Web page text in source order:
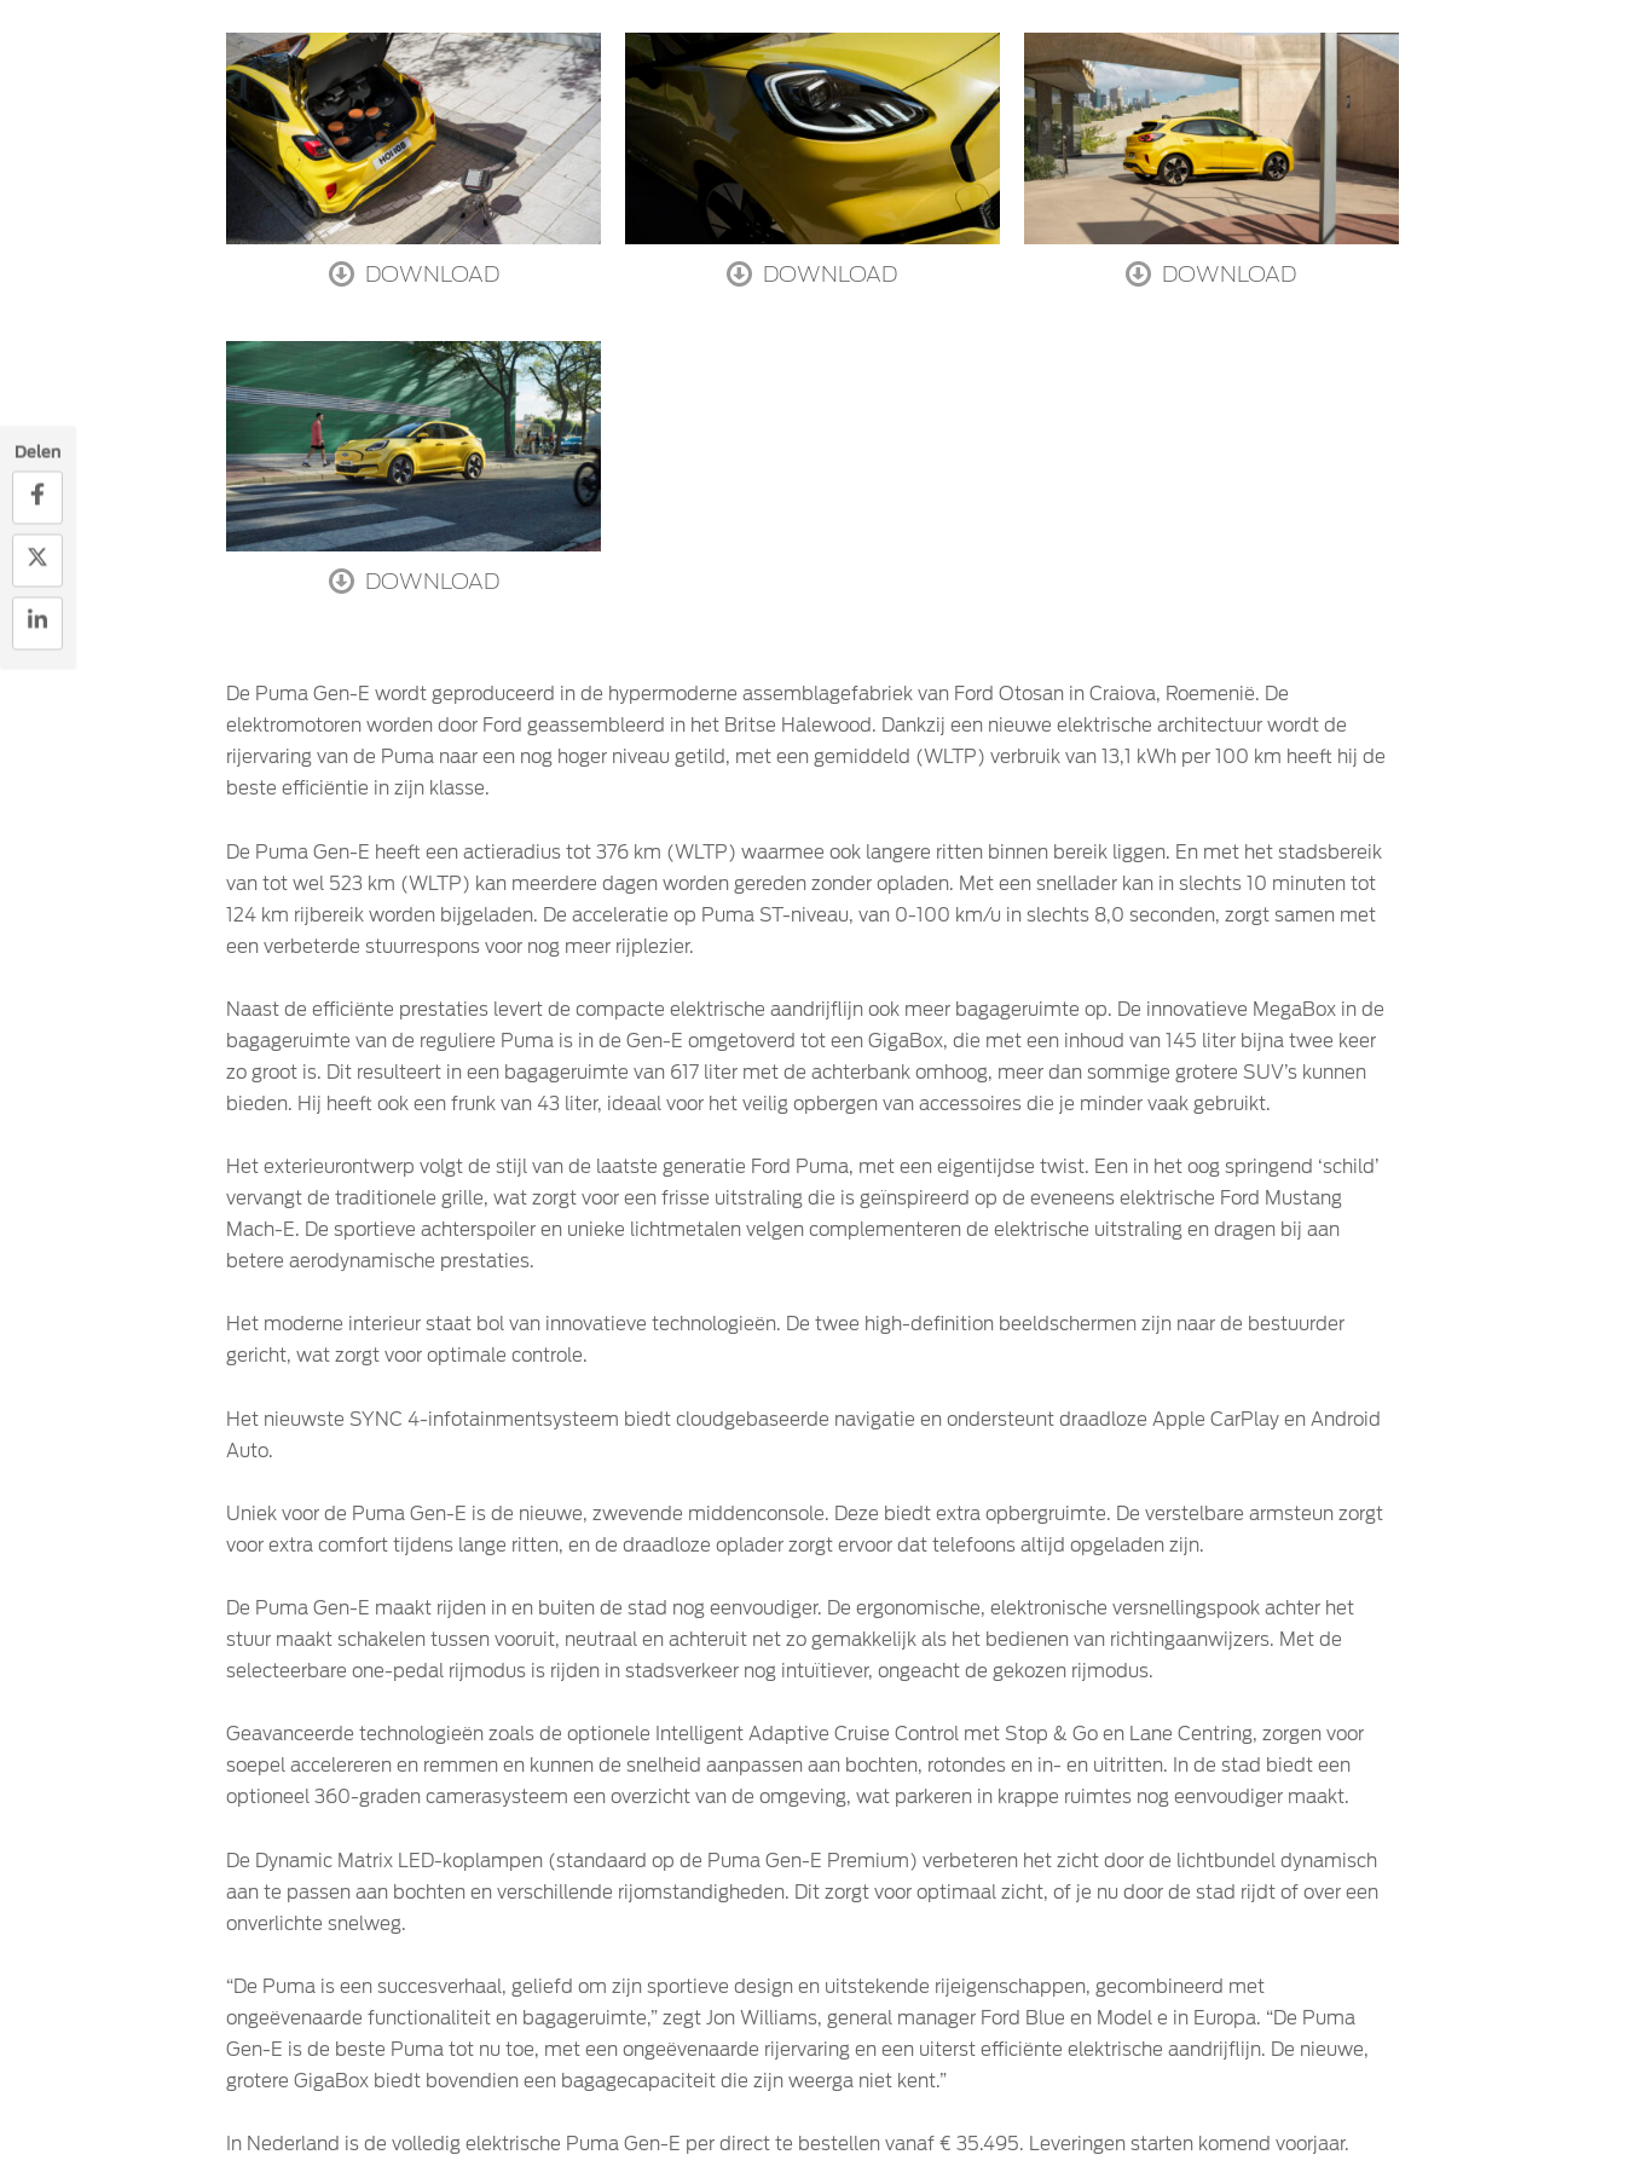
DOWNLOAD DOWNLOAD DOWNLOAD
DOWNLOAD
De Puma Gen-E wordt geproduceerd in de hypermoderne assemblagefabriek van Ford Otosan in Craiova, Roemenië. De
elektromotoren worden door Ford geassembleerd in het Britse Halewood. Dankzij een nieuwe elektrische architectuur wordt de
rijervaring van de Puma naar een nog hoger niveau getild, met een gemiddeld (WLTP) verbruik van 13,1 kWh per 100 km heeft hij de
beste efficiëntie in zijn klasse.
De Puma Gen-E heeft een actieradius tot 376 km (WLTP) waarmee ook langere ritten binnen bereik liggen. En met het stadsbereik
van tot wel 523 km (WLTP) kan meerdere dagen worden gereden zonder opladen. Met een snellader kan in slechts 10 minuten tot
124 km rijbereik worden bijgeladen. De acceleratie op Puma ST-niveau, van 0-100 km/u in slechts 8,0 seconden, zorgt samen met
een verbeterde stuurrespons voor nog meer rijplezier.
Naast de efficiënte prestaties levert de compacte elektrische aandrijflijn ook meer bagageruimte op. De innovatieve MegaBox in de
bagageruimte van de reguliere Puma is in de Gen-E omgetoverd tot een GigaBox, die met een inhoud van 145 liter bijna twee keer
zo groot is. Dit resulteert in een bagageruimte van 617 liter met de achterbank omhoog, meer dan sommige grotere SUV’s kunnen
bieden. Hij heeft ook een frunk van 43 liter, ideaal voor het veilig opbergen van accessoires die je minder vaak gebruikt.
Het exterieurontwerp volgt de stijl van de laatste generatie Ford Puma, met een eigentijdse twist. Een in het oog springend ‘schild’
vervangt de traditionele grille, wat zorgt voor een frisse uitstraling die is geïnspireerd op de eveneens elektrische Ford Mustang
Mach-E. De sportieve achterspoiler en unieke lichtmetalen velgen complementeren de elektrische uitstraling en dragen bij aan
betere aerodynamische prestaties.
Het moderne interieur staat bol van innovatieve technologieën. De twee high-definition beeldschermen zijn naar de bestuurder
gericht, wat zorgt voor optimale controle.
Het nieuwste SYNC 4-infotainmentsysteem biedt cloudgebaseerde navigatie en ondersteunt draadloze Apple CarPlay en Android
Auto.
Uniek voor de Puma Gen-E is de nieuwe, zwevende middenconsole. Deze biedt extra opbergruimte. De verstelbare armsteun zorgt
voor extra comfort tijdens lange ritten, en de draadloze oplader zorgt ervoor dat telefoons altijd opgeladen zijn.
De Puma Gen-E maakt rijden in en buiten de stad nog eenvoudiger. De ergonomische, elektronische versnellingspook achter het
stuur maakt schakelen tussen vooruit, neutraal en achteruit net zo gemakkelijk als het bedienen van richtingaanwijzers. Met de
selecteerbare one-pedal rijmodus is rijden in stadsverkeer nog intuïtiever, ongeacht de gekozen rijmodus.
Geavanceerde technologieën zoals de optionele Intelligent Adaptive Cruise Control met Stop & Go en Lane Centring, zorgen voor
soepel accelereren en remmen en kunnen de snelheid aanpassen aan bochten, rotondes en in- en uitritten. In de stad biedt een
optioneel 360-graden camerasysteem een overzicht van de omgeving, wat parkeren in krappe ruimtes nog eenvoudiger maakt.
De Dynamic Matrix LED-koplampen (standaard op de Puma Gen-E Premium) verbeteren het zicht door de lichtbundel dynamisch
aan te passen aan bochten en verschillende rijomstandigheden. Dit zorgt voor optimaal zicht, of je nu door de stad rijdt of over een
onverlichte snelweg.
“De Puma is een succesverhaal, geliefd om zijn sportieve design en uitstekende rijeigenschappen, gecombineerd met
ongeëvenaarde functionaliteit en bagageruimte,” zegt Jon Williams, general manager Ford Blue en Model e in Europa. “De Puma
Gen-E is de beste Puma tot nu toe, met een ongeëvenaarde rijervaring en een uiterst efficiënte elektrische aandrijflijn. De nieuwe,
grotere GigaBox biedt bovendien een bagagecapaciteit die zijn weerga niet kent.”
In Nederland is de volledig elektrische Puma Gen-E per direct te bestellen vanaf € 35.495. Leveringen starten komend voorjaar.
Delen